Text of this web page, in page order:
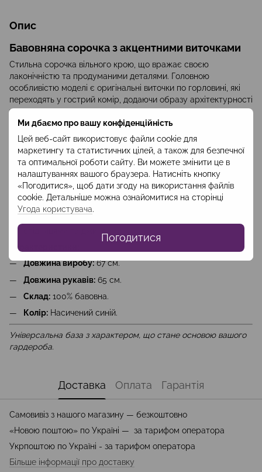
Ми дбаємо про вашу конфіденційність
Цей веб-сайт використовує файли cookie для
маркетингу та статистичних цілей, а також для безпечної
та оптимальної роботи сайту. Ви можете змінити це в
налаштуваннях вашого браузера. Натисніть кнопку
«Погодитися», щоб дати згоду на використання файлів
cookie. Детальніше можна ознайомитися на сторінці
Угода користувача.
Погодитися
Опис
Бавовняна сорочка з акцентними виточками
Стильна сорочка вільного крою, що вражає своєю
лаконічністю та продуманими деталями. Головною
особливістю моделі є оригінальні виточки по горловині, які
переходять у гострий комір, додаючи образу архітектурності
та сучасного характеру.
Дизайн:Прихована планка для ґудзиків створює чистий,
мінімалістичний силует. Біла контрастна відстрочка на
плечах та манжетах підкреслює високу якість виконання.
Тканина:100% натуральна бавовна з легкою текстурою
деніму. Матеріал чудово тримає форму, дозволяє шкірі
дихати та виглядає бездоганно протягом усього дня.
Стиль:Сорочка ідеально поєднується з брюками з тієї ж
Характеристики:
Довжина виробу:67 см.
Довжина рукавів: 65 см.
Склад: 100% бавовна.
Колір: Насичений синій.
Універсальна база з характером, що стане основою вашого
гардероба.
Доставка Оплата Гарантія
Самовивіз з нашого магазину — безкоштовно
«Новою поштою» по Україні — за тарифом оператора
Укрпоштою по Україні - за тарифом оператора
Більше інформації про доставку